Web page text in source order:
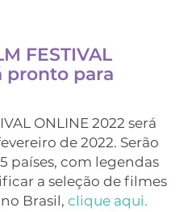
FESTIVAL
pronto para
ONLINE 2022 será
de 2022. Serão
países, com legendas
a seleção de filmes
Brasil, clique aqui.